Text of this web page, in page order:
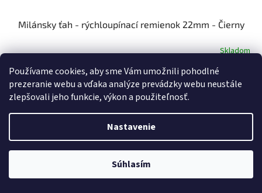
Používame cookies, aby sme Vám umožnili pohodlné
prezeranie webu a vďaka analýze prevádzky webu neustále
zlepšovali jeho funkcie, výkon a použiteľnosť.
Nastavenie
Súhlasím
Milánsky ťah - rýchloupínací remienok 22mm - Čierny
Skladom
€13 Do košíka